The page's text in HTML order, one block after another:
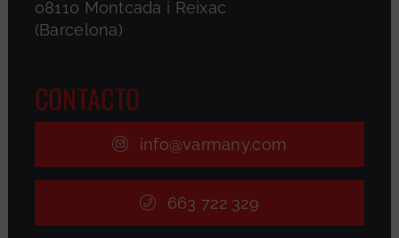
08110 Montcada i Reixac
(Barcelona)
CONTACTO
info@varmany.com
663 722 329